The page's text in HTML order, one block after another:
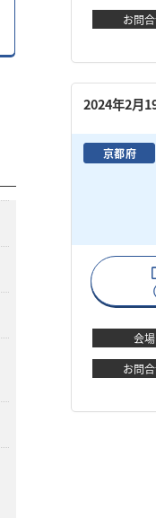
お問
2024年2月
京都府
会場
お問